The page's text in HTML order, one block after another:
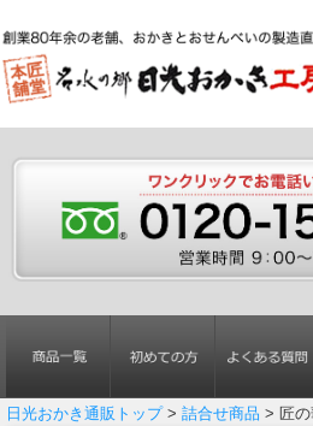
日光おかき通販トップ> 詰合せ商品 > 匠